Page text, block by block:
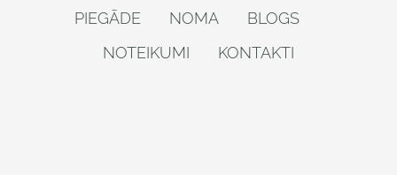
PIEGĀDE NOMA
BLOGS
NOTEIKUMI
KONTAKTI